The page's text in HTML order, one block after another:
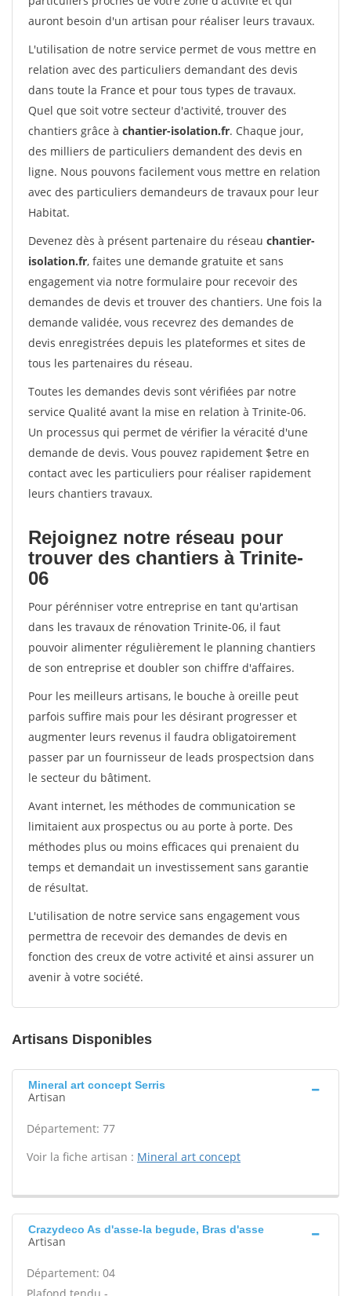
auront besoin d'un artisan pour réaliser leurs travaux.
L'utilisation de notre service permet de vous mettre en
relation avec des particuliers demandant des devis
dans toute la France et pour tous types de travaux.
Quel que soit votre secteur d'activité, trouver des
chantiers grâce à chantier-isolation.fr. Chaque jour,
des milliers de particuliers demandent des devis en
ligne. Nous pouvons facilement vous mettre en relation
avec des particuliers demandeurs de travaux pour leur
Habitat.
Devenez dès à présent partenaire du réseau chantier-
isolation.fr, faites une demande gratuite et sans
engagement via notre formulaire pour recevoir des
demandes de devis et trouver des chantiers. Une fois la
demande validée, vous recevrez des demandes de
devis enregistrées depuis les plateformes et sites de
tous les partenaires du réseau.
Toutes les demandes devis sont vérifiées par notre
service Qualité avant la mise en relation à Trinite-06.
Un processus qui permet de vérifier la véracité d'une
demande de devis. Vous pouvez rapidement $etre en
contact avec les particuliers pour réaliser rapidement
leurs chantiers travaux.
Rejoignez notre réseau pour
trouver des chantiers à Trinite-
06
Pour pérénniser votre entreprise en tant qu'artisan
dans les travaux de rénovation Trinite-06, il faut
pouvoir alimenter régulièrement le planning chantiers
de son entreprise et doubler son chiffre d'affaires.
Pour les meilleurs artisans, le bouche à oreille peut
parfois suffire mais pour les désirant progresser et
augmenter leurs revenus il faudra obligatoirement
passer par un fournisseur de leads prospectsion dans
le secteur du bâtiment.
Avant internet, les méthodes de communication se
limitaient aux prospectus ou au porte à porte. Des
méthodes plus ou moins efficaces qui prenaient du
temps et demandait un investissement sans garantie
de résultat.
L'utilisation de notre service sans engagement vous
permettra de recevoir des demandes de devis en
fonction des creux de votre activité et ainsi assurer un
avenir à votre société.
Artisans Disponibles
Mineral art concept Serris
Artisan
Département: 77
Voir la fiche artisan : Mineral art concept
Crazydeco As d'asse-la begude, Bras d'asse
Artisan
Département: 04